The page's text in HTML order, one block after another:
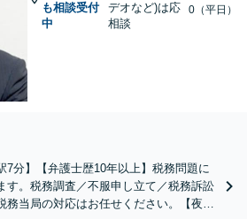
も相談受付
中
デオなど)は応
相談
0（平日）
7分】【弁護士歴10年以上】税務問題に
す。税務調査／不服申し立て／税務訴訟
務当局の対応はお任せください。【夜